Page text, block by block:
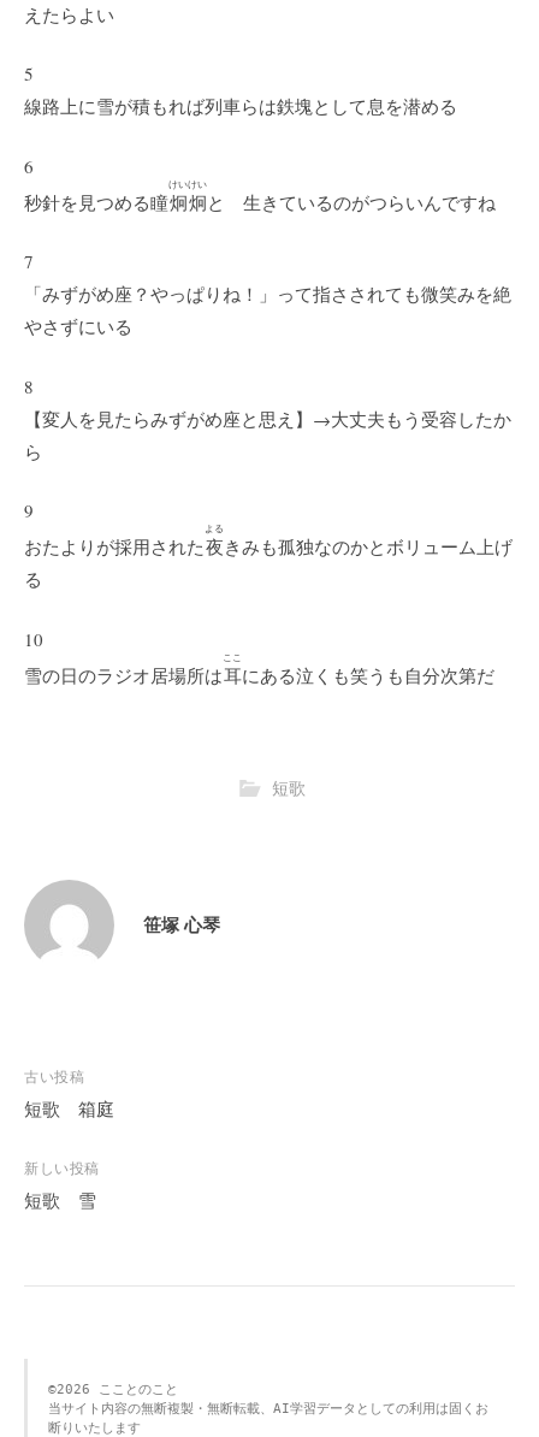
えたらよい
5
線路上に雪が積もれば列車らは鉄塊として息を潜める
6
秒針を見つめる瞳炯炯
けいけい
と 生きているのがつらいんですね
7
「みずがめ座？やっぱりね！」って指さされても微笑みを絶
やさずにいる
8
【変人を見たらみずがめ座と思え】→大丈夫もう受容したか
ら
9
おたよりが採用された夜
よる
きみも孤独なのかとボリューム上げ
る
10
雪の日のラジオ居場所は耳
ここ
にある泣くも笑うも自分次第だ
短歌
笹塚 心琴
投
稿
ビ
ゲ
古い投稿
短歌 箱庭
新しい投稿
短歌 雪
©️2026 こことのこと
当サイト内容の無断複製・無断転載、AI学習データとしての利用は固くお
断りいたします